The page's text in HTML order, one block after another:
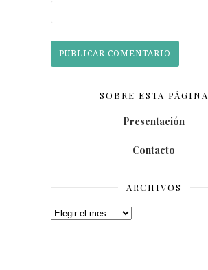
SOBRE ESTA PÁGINA
Presentación
Contacto
ARCHIVOS
Archivos